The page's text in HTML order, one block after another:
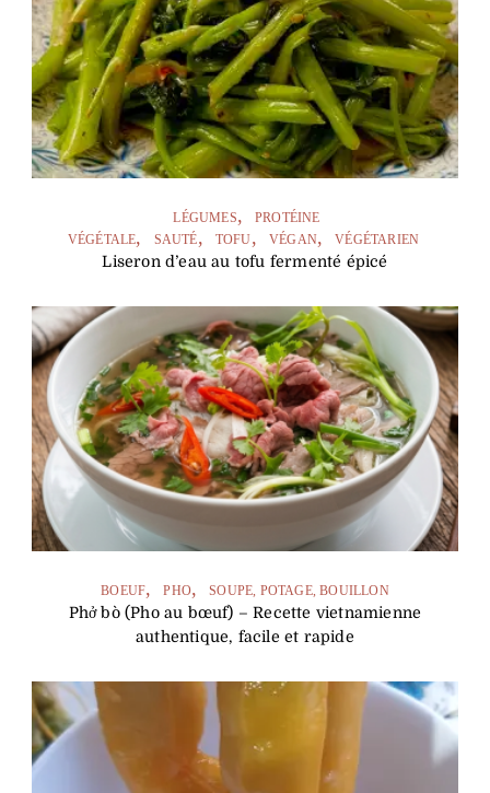
LÉGUMES
PROTÉINE
VÉGÉTALE
SAUTÉ TOFU VÉGAN VÉGÉTARIEN
Liseron d’eau au tofu fermenté épicé
BOEUF PHO SOUPE, POTAGE, BOUILLON
Phở bò (Pho au bœuf) – Recette vietnamienne
authentique, facile et rapide